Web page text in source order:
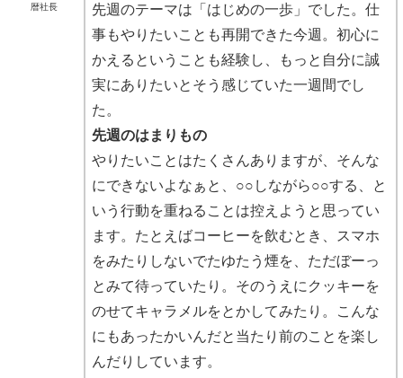
暦社長
先週のテーマは「はじめの一歩」でした。仕
事もやりたいことも再開できた今週。初心に
かえるということも経験し、もっと自分に誠
実にありたいとそう感じていた一週間でし
た。
先週のはまりもの
やりたいことはたくさんありますが、そんな
にできないよなぁと、○○しながら○○する、と
いう行動を重ねることは控えようと思ってい
ます。たとえばコーヒーを飲むとき、スマホ
をみたりしないでたゆたう煙を、ただぼーっ
とみて待っていたり。そのうえにクッキーを
のせてキャラメルをとかしてみたり。こんな
にもあったかいんだと当たり前のことを楽し
んだりしています。